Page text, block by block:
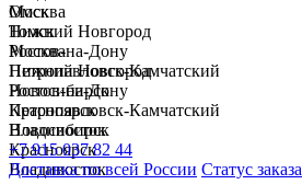
Москва
Нижний Новгород
Ростов-на-Дону
Петропавловск-Камчатский
Новосибирск
Красноярск
Владивосток
+7 915 037 82 44
Доставка по всей России Статус заказа
Омск
Томск
Москва
Нижний Новгород
Ростов-на-Дону
Петропавловск-Камчатский
Новосибирск
Красноярск
Владивосток